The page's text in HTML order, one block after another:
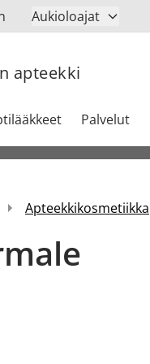
Aukioloajat
apteekki
Palvelut
Apteekkikosmetiikka